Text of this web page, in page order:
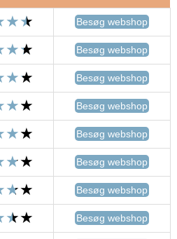
Besøg webshop
Besøg webshop
Besøg webshop
Besøg webshop
Besøg webshop
Besøg webshop
Besøg webshop
Besøg webshop